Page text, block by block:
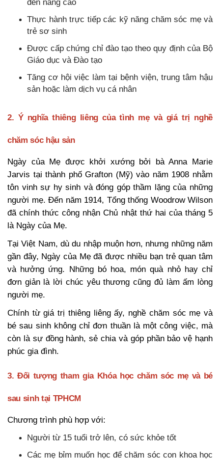
đến nâng cao
Thực hành trực tiếp các kỹ năng chăm sóc mẹ và
trẻ sơ sinh
Được cấp chứng chỉ đào tạo theo quy định của Bộ
Giáo dục và Đào tạo
Tăng cơ hội việc làm tại bệnh viện, trung tâm hậu
sản hoặc làm dịch vụ cá nhân
2. Ý nghĩa thiêng liêng của tình mẹ và giá trị nghề
chăm sóc hậu sản
Ngày của Mẹ được khởi xướng bởi bà Anna Marie
Jarvis tại thành phố Grafton (Mỹ) vào năm 1908 nhằm
tôn vinh sự hy sinh và đóng góp thầm lặng của những
người mẹ. Đến năm 1914, Tổng thống Woodrow Wilson
đã chính thức công nhận Chủ nhật thứ hai của tháng 5
là Ngày của Mẹ.
Tại Việt Nam, dù du nhập muộn hơn, nhưng những năm
gần đây, Ngày của Mẹ đã được nhiều bạn trẻ quan tâm
và hưởng ứng. Những bó hoa, món quà nhỏ hay chỉ
đơn giản là lời chúc yêu thương cũng đủ làm ấm lòng
người mẹ.
Chính từ giá trị thiêng liêng ấy, nghề chăm sóc mẹ và
bé sau sinh không chỉ đơn thuần là một công việc, mà
còn là sự đồng hành, sẻ chia và góp phần bảo vệ hạnh
phúc gia đình.
3. Đối tượng tham gia Khóa học chăm sóc mẹ và bé
sau sinh tại TPHCM
Chương trình phù hợp với:
Người từ 15 tuổi trở lên, có sức khỏe tốt
Các mẹ bỉm muốn học để chăm sóc con khoa học